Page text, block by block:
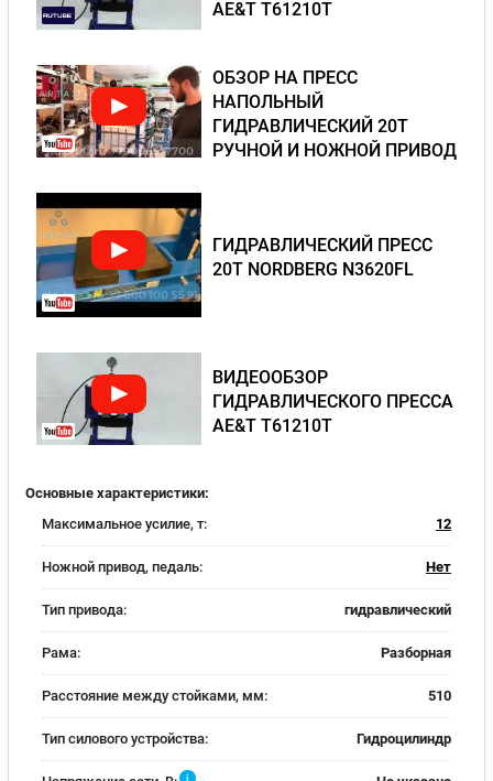
AE&T T61210T
ОБЗОР НА ПРЕСС
НАПОЛЬНЫЙ
ГИДРАВЛИЧЕСКИЙ 20Т
РУЧНОЙ И НОЖНОЙ ПРИВОД
ГИДРАВЛИЧЕСКИЙ ПРЕСС
20Т NORDBERG N3620FL
ВИДЕООБЗОР
ГИДРАВЛИЧЕСКОГО ПРЕССА
AE&T T61210T
Основные характеристики:
Максимальное усилие, т:
12
Ножной привод, педаль: Нет
Тип привода: гидравлический
Рама: Разборная
Расстояние между стойками, мм: 510
Тип силового устройства: Гидроцилиндр
i